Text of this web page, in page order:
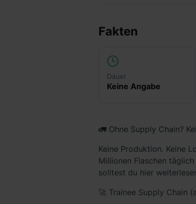
Fakten
Dauer
Keine Angabe
🚛 Ohne Supply Chain?
Keine Produktion. Keine
Millionen Flaschen
solltest du hier
🚀 Trainee Supply Chain